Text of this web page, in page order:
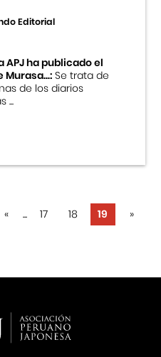
Editorial
APJ ha publicado el
Murasa...:Se trata de
de los diarios
...
« ... 17 18 19 »